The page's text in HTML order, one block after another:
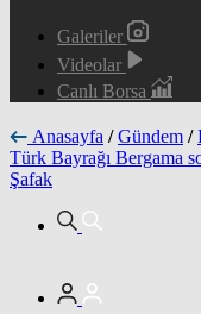
Galeriler
Videolar
Canlı Borsa
Anasayfa / Gündem /
Türk Bayrağı Bergama
Şafak